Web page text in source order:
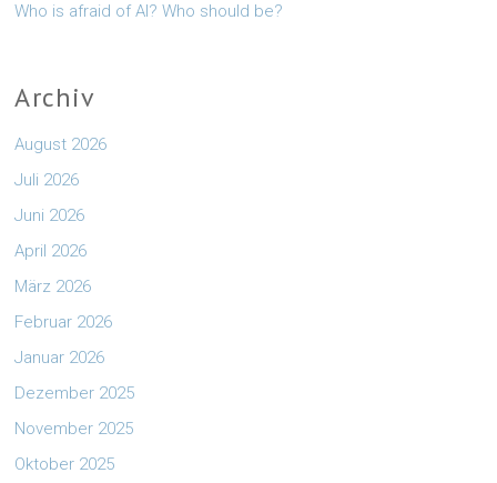
Who is afraid of AI? Who should be?
Archiv
August 2026
Juli 2026
Juni 2026
April 2026
März 2026
Februar 2026
Januar 2026
Dezember 2025
November 2025
Oktober 2025